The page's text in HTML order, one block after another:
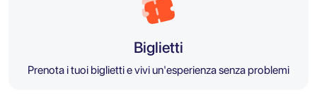
Biglietti
Prenota i tuoi biglietti e vivi un'esperienza senza problemi